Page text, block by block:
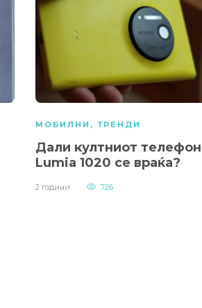
МОБИЛНИ , ТРЕНДИ
Дали култниот телефон
Lumia 1020 се враќа?
2 години 726